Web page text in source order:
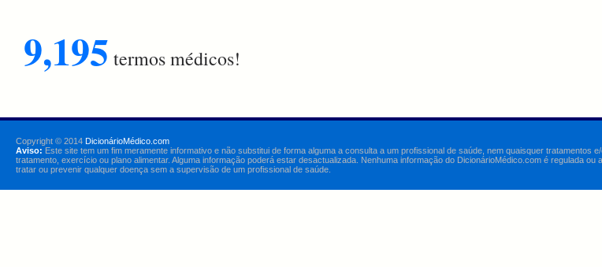
9,195 termos médicos!
Copyright © 2014 DicionárioMédico.com
Aviso: Este site tem um fim meramente informativo e não substitui de forma alguma a consulta a um profissional de saúde, nem quaisquer
tratamento, exercício ou plano alimentar. Alguma informação poderá estar desactualizada. Nenhuma informação do DicionárioMédico.com é regulada
tratar ou prevenir qualquer doença sem a supervisão de um profissional de saúde.